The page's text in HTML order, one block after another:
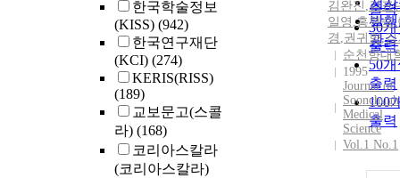
한국학술정보
(KISS) (942)
한국연구재단
(KCI) (274)
KERIS(RISS)
(189)
교보문고(스콜
라) (168)
코리아스칼라
(코리아스칼라)
발
관순
출력
30
출력
50
출력
100
출력
김완진 ,김표
일영 ,홍현숙,
경 ,권귀향,김
순천향대
1995
Journal of
Medical
Science
Vol.1 No.1